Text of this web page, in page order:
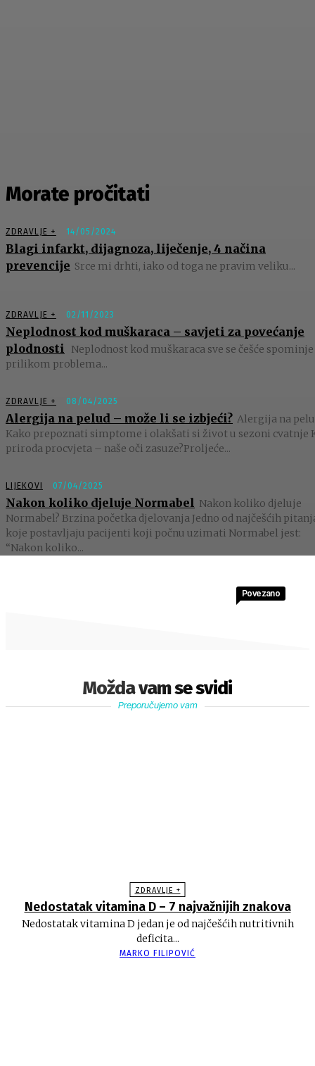
Morate pročitati
ZDRAVLJE + 14/05/2024
Blagi infarkt, dijagnoza, liječenje, 4 načina
prevencije Srce mi drhti, iako od toga ne pravim veliku...
ZDRAVLJE + 02/11/2023
Neplodnost kod muškaraca – savjeti za povećanje
plodnosti
Neplodnost kod muškaraca sve se češće spominje
prilikom problema...
ZDRAVLJE + 08/04/2025
Alergija na pelud – može li se izbjeći? Alergija na
Kako prepoznati simptome i olakšati si život u sezoni cvatnje
priroda procvjeta – naše oči zasuze?Proljeće...
LIJEKOVI 07/04/2025
Nakon koliko djeluje Normabel Nakon koliko djeluje
Normabel? Brzina početka djelovanja Jedno od najčešćih
koje postavljaju pacijenti koji počnu uzimati Normabel jest:
“Nakon koliko...
Možda vam se svidi
Povezano
Preporučujemo vam
ZDRAVLJE +
Nedostatak vitamina D – 7 najvažnijih znakova
Nedostatak vitamina D jedan je od najčešćih nutritivnih
deficita...
MARKO FILIPOVIĆ